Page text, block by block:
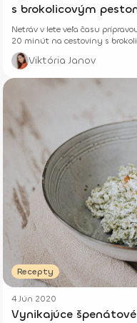
s brokolicovým
Netráv v lete veľa času
20 minút na cestoviny s
Viktória Janov
Recepty
4 Jún 2020
Vynikajúce